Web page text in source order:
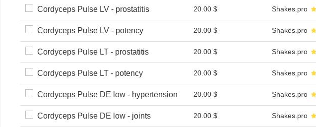
Cordyceps Pulse LV - prostatitis 20.00 $ Shakes.pro
Cordyceps Pulse LV - potency 20.00 $ Shakes.pro
Cordyceps Pulse LT - prostatitis 20.00 $ Shakes.pro
Cordyceps Pulse LT - potency 20.00 $ Shakes.pro
Cordyceps Pulse DE low - hypertension 20.00 $ Shakes.pro
Cordyceps Pulse DE low - joints 20.00 $ Shakes.pro